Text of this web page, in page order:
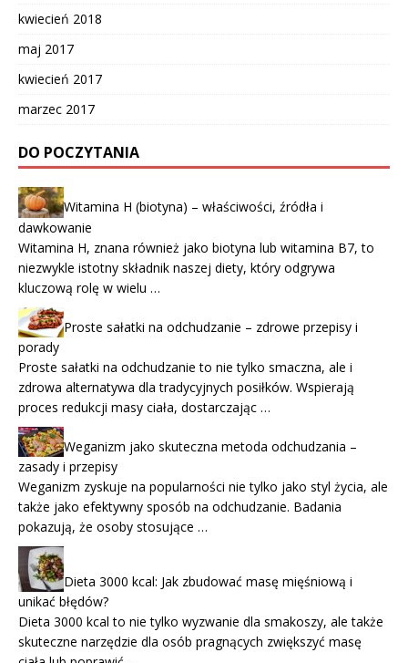
kwiecień 2018
maj 2017
kwiecień 2017
marzec 2017
DO POCZYTANIA
Witamina H (biotyna) – właściwości, źródła i
dawkowanie
Witamina H, znana również jako biotyna lub witamina B7, to
niezwykle istotny składnik naszej diety, który odgrywa
kluczową rolę w wielu …
Proste sałatki na odchudzanie – zdrowe przepisy i
porady
Proste sałatki na odchudzanie to nie tylko smaczna, ale i
zdrowa alternatywa dla tradycyjnych posiłków. Wspierają
proces redukcji masy ciała, dostarczając …
Weganizm jako skuteczna metoda odchudzania –
zasady i przepisy
Weganizm zyskuje na popularności nie tylko jako styl życia, ale
także jako efektywny sposób na odchudzanie. Badania
pokazują, że osoby stosujące …
Dieta 3000 kcal: Jak zbudować masę mięśniową i
unikać błędów?
Dieta 3000 kcal to nie tylko wyzwanie dla smakoszy, ale także
skuteczne narzędzie dla osób pragnących zwiększyć masę